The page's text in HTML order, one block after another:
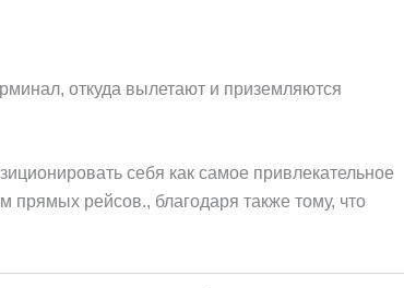
откуда вылетают и приземляются
себя как самое привлекательное
рейсов., благодаря также тому, что